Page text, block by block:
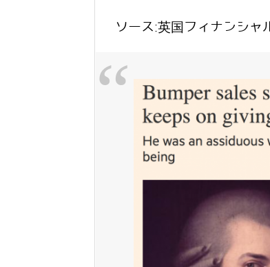
ソース:英国フィナンシャ